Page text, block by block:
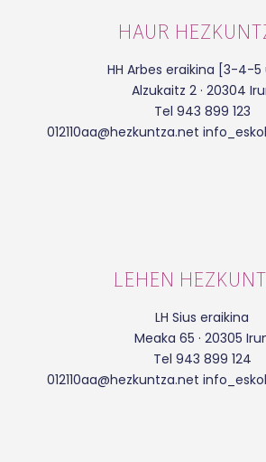
HAUR
HH Arbes eraikina [3-4-5
Alzukaitz 2 · 20304
Tel 943 899 123
012110aa@hezkuntza.net
LEHEN
LH Sius eraikina
Meaka 65 · 20305
Tel 943 899 124
012110aa@hezkuntza.net